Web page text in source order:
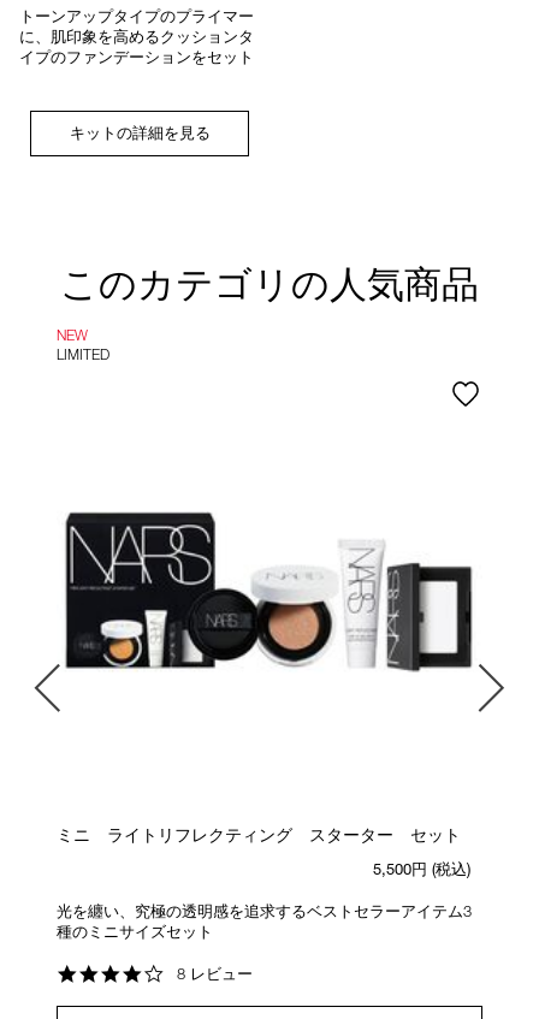
トーンアップタイプのプライマー
に、肌印象を高めるクッションタ
イプのファンデーションをセット
キットの詳細を見る
このカテゴリの人気商品
NEW
LIMITED
ミニ ライトリフレクティング スターター セット
5,500円 (税込)
光を纏い、究極の透明感を追求するベストセラーアイテム3
種のミニサイズセット
4.1
rating
8 レビュー